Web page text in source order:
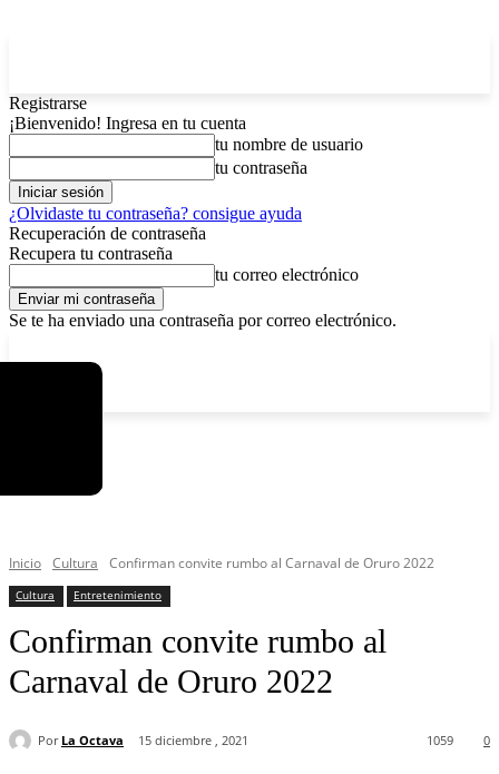
Registrarse
¡Bienvenido! Ingresa en tu cuenta
tu nombre de usuario
tu contraseña
¿Olvidaste tu contraseña? consigue ayuda
Recuperación de contraseña
Recupera tu contraseña
tu correo electrónico
Se te ha enviado una contraseña por correo electrónico.
Inicio Cultura Confirman convite rumbo al Carnaval de Oruro 2022
Cultura Entretenimiento
Confirman convite rumbo al
Carnaval de Oruro 2022
Por La Octava 15 diciembre , 2021 0
1059